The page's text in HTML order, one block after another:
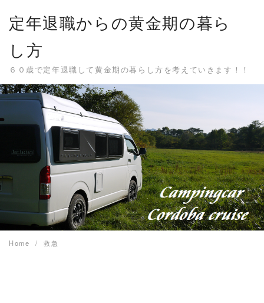
content
定年退職からの黄金期の暮ら
し方
６０歳で定年退職して黄金期の暮らし方を考えていきます！！
Home 救急